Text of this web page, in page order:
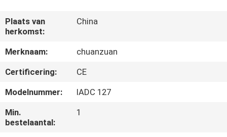
FABRIEKSREIS
KWALITEITSCONTROLE
CONTACTEER
ONS
Plaats van
herkomst:
China
Merknaam:
chuanzuan
Certificering:
CE
Modelnummer:
IADC 127
Min.
bestelaantal:
1